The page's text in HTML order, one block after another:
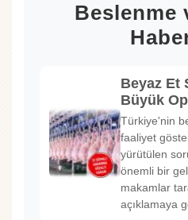
Beslenme
Beyaz Et
Büyük
Türkiye'nin
faaliyet
yürütülen
önemli bir
makamlar
açıklamaya